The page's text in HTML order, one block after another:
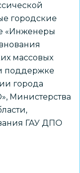
городские
«Инженеры
массовых
поддержке
города
Министерства
ГАУ ДПО